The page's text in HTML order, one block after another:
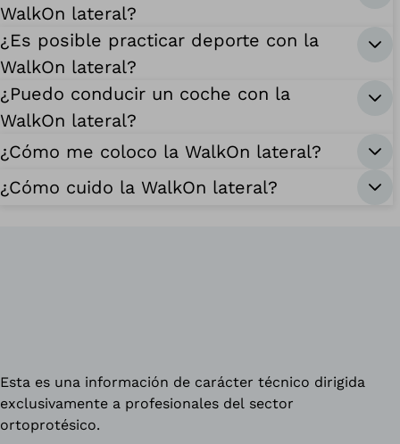
WalkOn lateral?
¿Es posible practicar deporte con la
WalkOn lateral?
¿Puedo conducir un coche con la
WalkOn lateral?
¿Cómo me coloco la WalkOn lateral?
¿Cómo cuido la WalkOn lateral?
Esta es una información de carácter técnico dirigida
exclusivamente a profesionales del sector
ortoprotésico.